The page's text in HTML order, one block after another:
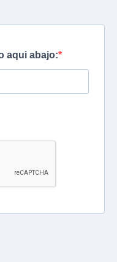
aqui abajo: